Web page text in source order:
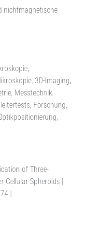
nichtmagnetische
3D-Imaging,
Messtechnik,
Forschung,
of Three-
Cellular Spheroids |
|